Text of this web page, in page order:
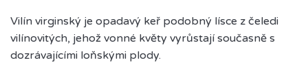
Vilín virginský je opadavý keř podobný lísce z čeledi
vilínovitých, jehož vonné květy vyrůstají současně s
dozrávajícími loňskými plody.